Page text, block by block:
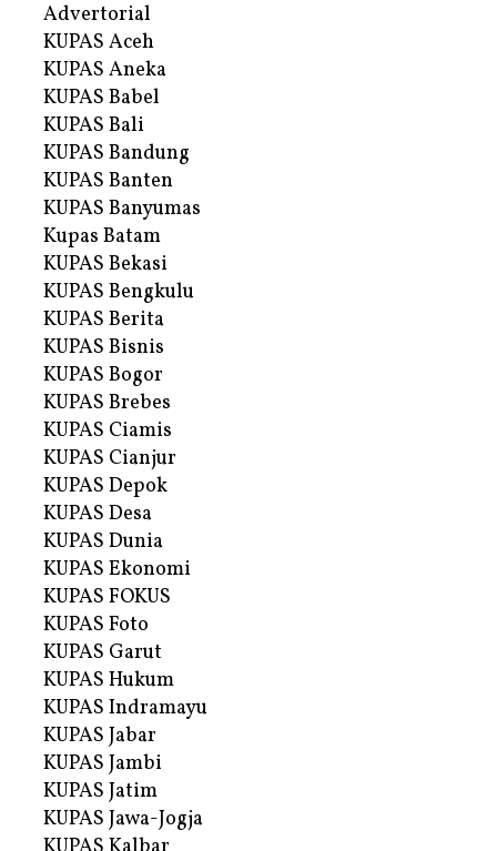
Advertorial
KUPAS Aceh
KUPAS Aneka
KUPAS Babel
KUPAS Bali
KUPAS Bandung
KUPAS Banten
KUPAS Banyumas
Kupas Batam
KUPAS Bekasi
KUPAS Bengkulu
KUPAS Berita
KUPAS Bisnis
KUPAS Bogor
KUPAS Brebes
KUPAS Ciamis
KUPAS Cianjur
KUPAS Depok
KUPAS Desa
KUPAS Dunia
KUPAS Ekonomi
KUPAS FOKUS
KUPAS Foto
KUPAS Garut
KUPAS Hukum
KUPAS Indramayu
KUPAS Jabar
KUPAS Jambi
KUPAS Jatim
KUPAS Jawa-Jogja